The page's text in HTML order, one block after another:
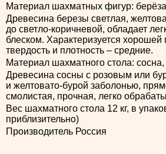
Материал шахматных фигур: берёза
Древесина березы светлая,
до светло-коричневой, обладает
блеском. Характеризуется хорошей
твердость и плотность – средние.
Материал шахматного стола:
Древесина сосны с розовым или
и желтовато-бурой заболонью,
смолистая, прочная, легко
Вес шахматного стола 12 кг, в
приблизительно)
Производитель Россия